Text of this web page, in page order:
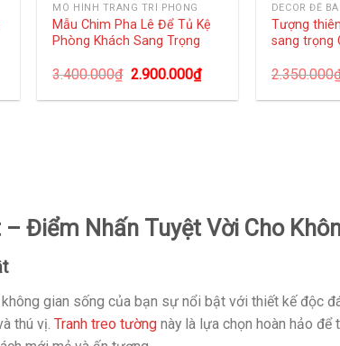
MÔ HÌNH TRANG TRÍ PHÒNG
Mẫu Chim Pha Lê Để Tủ Kệ
Phòng Khách Sang Trọng
3.400.000₫ 2.900.000₫
DECOR ĐỂ
Tượng
sang trọng
2.350.000
Điểm Nhấn Tuyệt Vời Cho
gian sống của bạn sự nổi bật với thiết kế độc
thú vị. Tranh treo tường này là lựa chọn hoàn hảo để